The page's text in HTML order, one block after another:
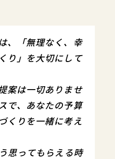
、「無理なく、幸
り」を大切にして
案は一切ありませ
で、あなたの予算
くりを一緒に考え
思ってもらえる時